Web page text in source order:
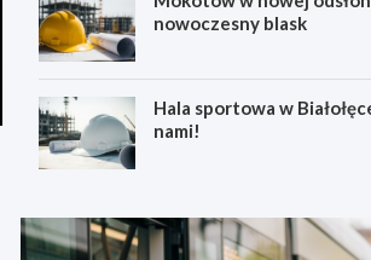
nowoczesny blask
Hala sportowa w
nami!